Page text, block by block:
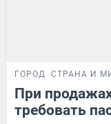
ГОРОД СТРАНА И
При
требовать